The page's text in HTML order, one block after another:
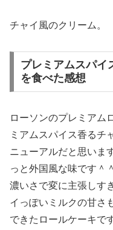
チャイ風のクリーム。
プレミアムスパイ
を食べた感想
ローソンのプレミアム
ミアムスパイス香るチ
ニューアルだと思いま
っと外国風な味です＾
濃いさで変に主張しす
イっぽいミルクの甘さ
できたロールケーキで